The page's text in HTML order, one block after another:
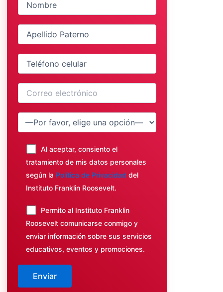
Al aceptar, consiento el
tratamiento de mis datos personales
según la Política de Privacidad del
Instituto Franklin Roosevelt.
Permito al Instituto Franklin
Roosevelt comunicarse conmigo y
enviar información sobre sus servicios
educativos, eventos y promociones.